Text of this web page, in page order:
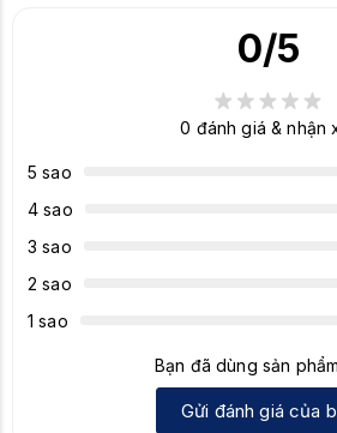
0/5
0 đánh giá & nhận
5 sao
4 sao
3 sao
2 sao
1 sao
Bạn đã dùng sản
Gửi đánh giá của